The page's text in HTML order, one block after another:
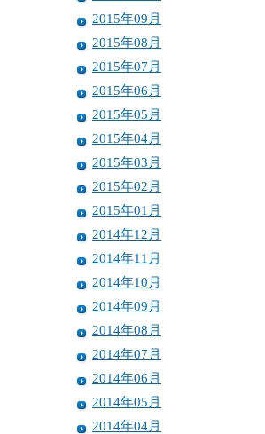
2015年09月
2015年08月
2015年07月
2015年06月
2015年05月
2015年04月
2015年03月
2015年02月
2015年01月
2014年12月
2014年11月
2014年10月
2014年09月
2014年08月
2014年07月
2014年06月
2014年05月
2014年04月